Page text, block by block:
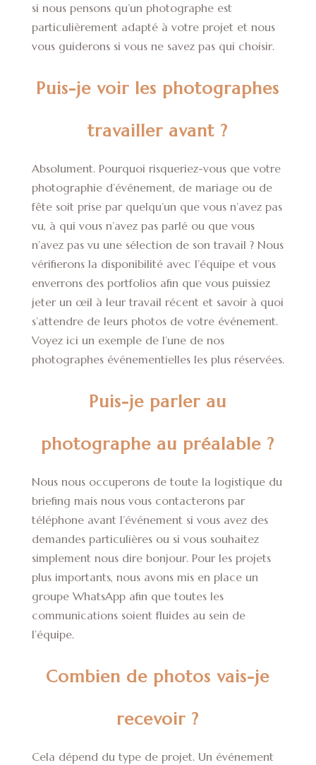
si nous pensons qu’un photographe est
particulièrement adapté à votre projet et nous
vous guiderons si vous ne savez pas qui choisir.
Puis-je voir les photographes
travailler avant ?
Absolument. Pourquoi risqueriez-vous que votre
photographie d’événement, de mariage ou de
fête soit prise par quelqu’un que vous n’avez pas
vu, à qui vous n’avez pas parlé ou que vous
n’avez pas vu une sélection de son travail ? Nous
vérifierons la disponibilité avec l’équipe et vous
enverrons des portfolios afin que vous puissiez
jeter un œil à leur travail récent et savoir à quoi
s’attendre de leurs photos de votre événement.
Voyez ici un exemple de l’une de nos
photographes événementielles les plus réservées.
Puis-je parler au
photographe au préalable ?
Nous nous occuperons de toute la logistique du
briefing mais nous vous contacterons par
téléphone avant l’événement si vous avez des
demandes particulières ou si vous souhaitez
simplement nous dire bonjour. Pour les projets
plus importants, nous avons mis en place un
groupe WhatsApp afin que toutes les
communications soient fluides au sein de
l’équipe.
Combien de photos vais-je
recevoir ?
Cela dépend du type de projet. Un événement